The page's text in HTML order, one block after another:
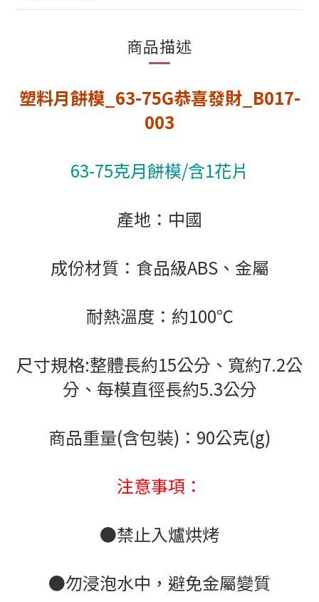
商品描述
塑料月餅模_63-75G恭喜發財_B017-
003
63-75克月餅模/含1花片
產地：中國
成份材質：食品級ABS、金屬
耐熱溫度：約100℃
尺寸規格:整體長約15公分、寬約7.2公
分、每模直徑長約5.3公分
商品重量(含包裝)：90公克(g)
注意事項：
●禁止入爐烘烤
●勿浸泡水中，避免金屬變質